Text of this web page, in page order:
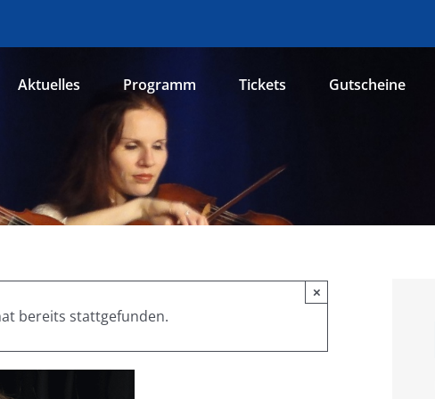
Aktuelles Programm Tickets Gutscheine
bereits stattgefunden.
×